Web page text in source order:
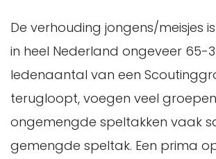
De verhouding jongens/meisjes
in heel Nederland ongeveer 65-
ledenaantal van een
terugloopt, voegen veel groepen
ongemengde speltakken vaak
gemengde speltak. Een prima